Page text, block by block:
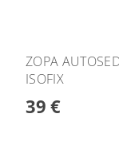
ZOPA
ISOFIX
39 €